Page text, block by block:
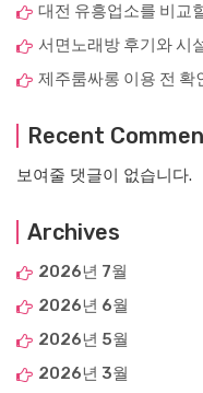
대전 유흥업소를 비교
서면노래방 후기와 시
제주룸싸롱 이용 전 확
Recent
보여줄 댓글이 없습니다.
Archives
2026년 7월
2026년 6월
2026년 5월
2026년 3월